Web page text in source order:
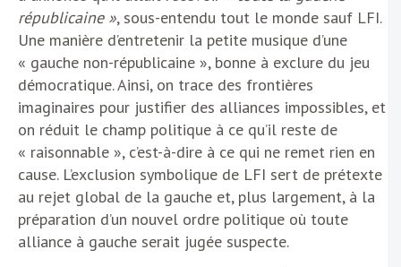
républicaine », sous-entendu tout le monde sauf LFI.
Une manière d’entretenir la petite musique d’une
« gauche non-républicaine », bonne à exclure du jeu
démocratique. Ainsi, on trace des frontières
imaginaires pour justifier des alliances impossibles, et
on réduit le champ politique à ce qu’il reste de
« raisonnable », c’est-à-dire à ce qui ne remet rien en
cause. L’exclusion symbolique de LFI sert de prétexte
au rejet global de la gauche et, plus largement, à la
préparation d’un nouvel ordre politique où toute
alliance à gauche serait jugée suspecte.